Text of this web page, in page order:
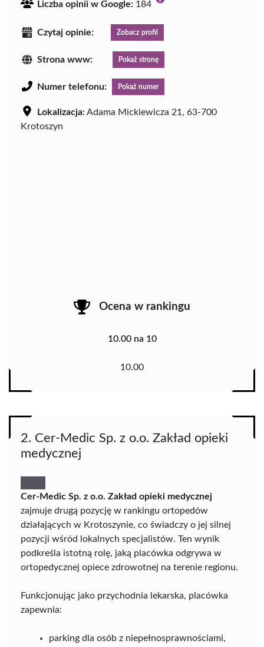
Liczba opinii w Google: 184
Czytaj opinie: Zobacz profil
Strona www: Pokaż stronę
Numer telefonu: Pokaż numer
Lokalizacja:Adama Mickiewicza 21, 63-700
Krotoszyn
Ocena w rankingu
10.00 na 10
10.00
2. Cer-Medic Sp. z o.o. Zakład opieki
medycznej
Cer-Medic Sp. z o.o. Zakład opieki medycznej
zajmuje drugą pozycję w rankingu ortopedów
działających w Krotoszynie, co świadczy o jej silnej
pozycji wśród lokalnych specjalistów. Ten wynik
podkreśla istotną rolę, jaką placówka odgrywa w
ortopedycznej opiece zdrowotnej na terenie regionu.
Funkcjonując jako przychodnia lekarska, placówka
zapewnia:
parking dla osób z niepełnosprawnościami,